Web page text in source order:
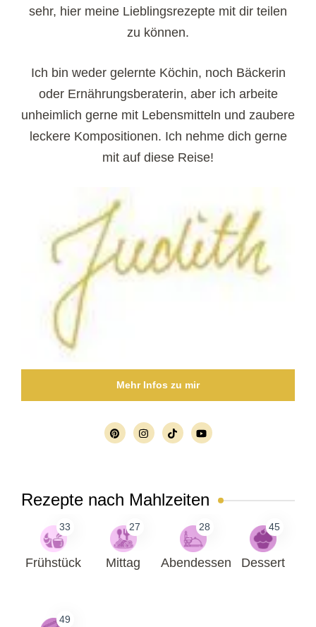
sehr, hier meine Lieblingsrezepte mit dir teilen
zu können.
Ich bin weder gelernte Köchin, noch Bäckerin
oder Ernährungsberaterin, aber ich arbeite
unheimlich gerne mit Lebensmitteln und zaubere
leckere Kompositionen. Ich nehme dich gerne
mit auf diese Reise!
Mehr Infos zu mir
Rezepte nach Mahlzeiten
33
Frühstück
27
Mittag
28
Abendessen
45
Dessert
49